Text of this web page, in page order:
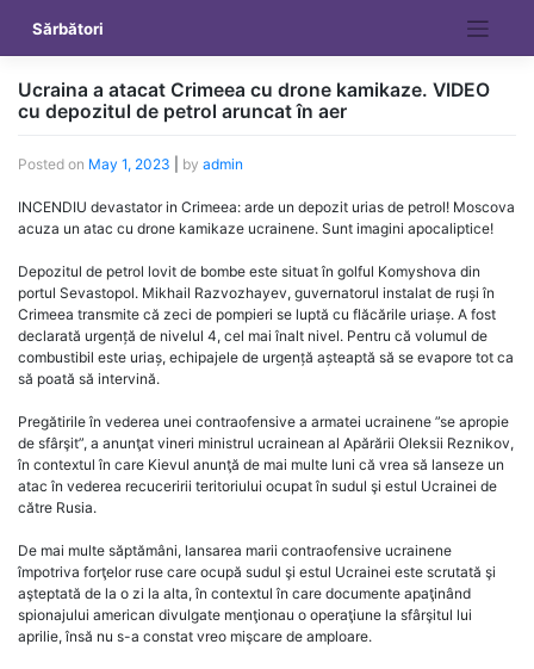
content
Sărbători
Ucraina a atacat Crimeea cu drone kamikaze. VIDEO
cu depozitul de petrol aruncat în aer
Posted on May 1, 2023 by admin
INCENDIU devastator in Crimeea: arde un depozit urias de petrol! Moscova
acuza un atac cu drone kamikaze ucrainene. Sunt imagini apocaliptice!
Depozitul de petrol lovit de bombe este situat în golful Komyshova din
portul Sevastopol. Mikhail Razvozhayev, guvernatorul instalat de ruși în
Crimeea transmite că zeci de pompieri se luptă cu flăcările uriașe. A fost
declarată urgență de nivelul 4, cel mai înalt nivel. Pentru că volumul de
combustibil este uriaș, echipajele de urgență așteaptă să se evapore tot ca
să poată să intervină.
Pregătirile în vederea unei contraofensive a armatei ucrainene ”se apropie
de sfârşit”, a anunţat vineri ministrul ucrainean al Apărării Oleksii Reznikov,
în contextul în care Kievul anunţă de mai multe luni că vrea să lanseze un
atac în vederea recuceririi teritoriului ocupat în sudul şi estul Ucrainei de
către Rusia.
De mai multe săptămâni, lansarea marii contraofensive ucrainene
împotriva forţelor ruse care ocupă sudul şi estul Ucrainei este scrutată şi
aşteptată de la o zi la alta, în contextul în care documente apaţinând
spionajului american divulgate menţionau o operaţiune la sfârşitul lui
aprilie, însă nu s-a constat vreo mişcare de amploare.